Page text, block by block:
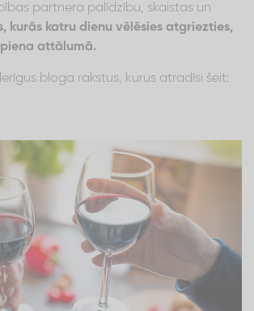
partnera palīdzību, skaistas un
kurās katru dienu vēlēsies atgriezties,
attālumā.
bloga rakstus, kurus atradīsi šeit: